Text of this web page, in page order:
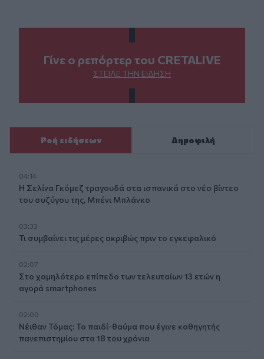
Γίνε ο ρεπόρτερ του CRETALIVE
ΣΤΕΊΛΕ ΤΗΝ ΕΊΔΗΣΗ
Ροή ειδήσεων Δημοφιλή
04:14
Η Σελίνα Γκόμεζ τραγουδά στα ισπανικά στο νέο βίντεο
του συζύγου της, Μπένι Μπλάνκο
03:33
Τι συμβαίνει τις μέρες ακριβώς πριν το εγκεφαλικό
02:07
Στο χαμηλότερο επίπεδο των τελευταίων 13 ετών η
αγορά smartphones
02:00
Νέιθαν Τόμας: Το παιδί-θαύμα που έγινε καθηγητής
πανεπιστημίου στα 18 του χρόνια